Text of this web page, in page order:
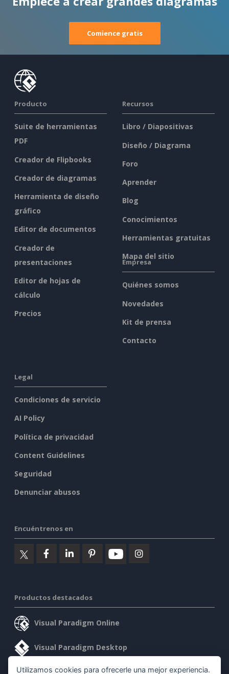
Comience gratis
Producto
Suite de herramientas
PDF
Creador de Flipbooks
Creador de diagramas
Herramienta de diseño
gráfico
Editor de documentos
Creador de
presentaciones
Editor de hojas de
cálculo
Precios
Recursos
Libro / Diapositivas
Diseño / Diagrama
Foro
Aprender
Blog
Conocimientos
Herramientas gratuitas
Mapa del sitio
Empresa
Quiénes somos
Novedades
Kit de prensa
Contacto
Legal
Condiciones de servicio
AI Policy
Política de privacidad
Content Guidelines
Seguridad
Denunciar abusos
Encuéntrenos en
Productos destacados
Visual Paradigm Online
Visual Paradigm Desktop
Utilizamos cookies para ofrecerle una mejor experiencia.